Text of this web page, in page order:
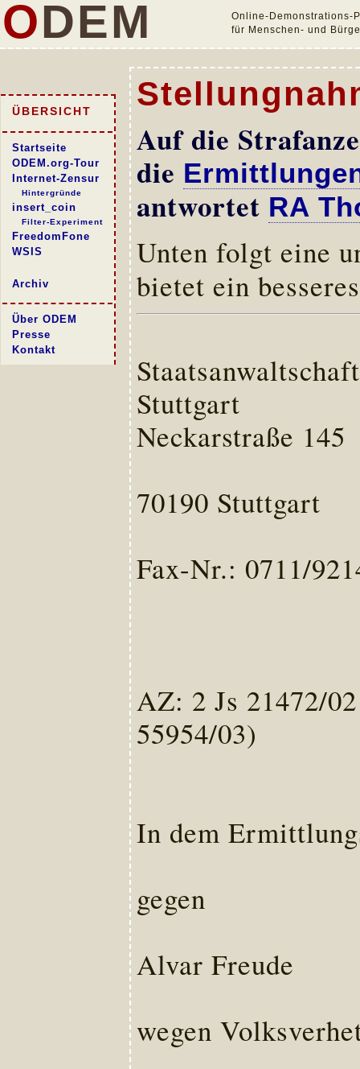
ODEM
Online-Demonstrations-
für Menschen- und
ÜBERSICHT
Startseite
ODEM.org-Tour
Internet-Zensur
Hintergründe
insert_coin
Filter-Experiment
FreedomFone
WSIS
Archiv
Über ODEM
Presse
Kontakt
Auf die
die
antwortet RA
Unten folgt eine
bietet ein
Staatsanwaltschaft
Stuttgart
Neckarstraße 145
70190 Stuttgart
Fax-Nr.: 0711/
AZ: 2 Js 21472/
55954/03)
In dem
gegen
Alvar Freude
wegen